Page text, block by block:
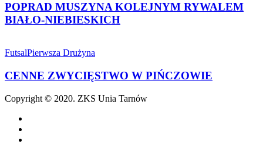
RYWALEM
BIAŁO-
NIEBIESKICH
POPRAD MUSZYNA KOLEJNYM RYWALEM
BIAŁO-NIEBIESKICH
ZWYCIĘSTWO
PIŃCZOWIE
FutsalPierwsza Drużyna
CENNE ZWYCIĘSTWO W PIŃCZOWIE
Copyright © 2020. ZKS Unia Tarnów